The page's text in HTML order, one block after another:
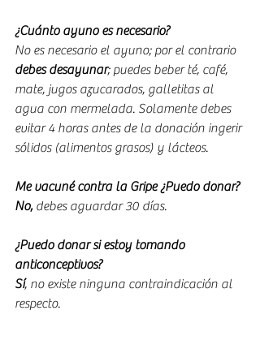
¿Cuánto ayuno es necesario?
No es necesario el ayuno; por el contrario
debes desayunar; puedes beber té, café,
mate, jugos azucarados, galletitas al
agua con mermelada. Solamente debes
evitar 4 horas antes de la donación ingerir
sólidos (alimentos grasos) y lácteos.
Me vacuné contra la Gripe ¿Puedo donar?
No, debes aguardar 30 días.
¿Puedo donar si estoy tomando
anticonceptivos?
Sí, no existe ninguna contraindicación al
respecto.